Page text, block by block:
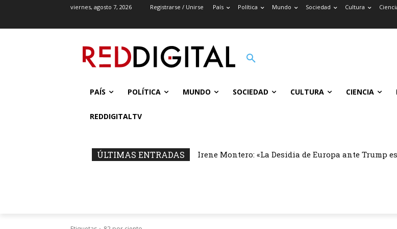
viernes, agosto 7, 2026 Registrarse / Unirse País Política Mundo Sociedad Cultura
PAÍS POLÍTICA MUNDO SOCIEDAD CULTURA CIENCIA
REDDIGITALTV
ÚLTIMAS ENTRADAS Irene Montero: «La Desidia de Europa ante Trump